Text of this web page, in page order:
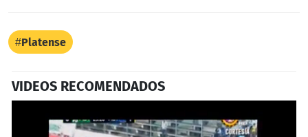
Platense
VIDEOS RECOMENDADOS